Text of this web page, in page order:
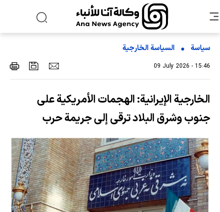
سياسة السیاسة الخارجیة
09 July 2026 - 15:46
الخارجية الإيرانية: الهجمات الأمريكية على
جنوب وشرق البلاد ترقى إلى جريمة حرب